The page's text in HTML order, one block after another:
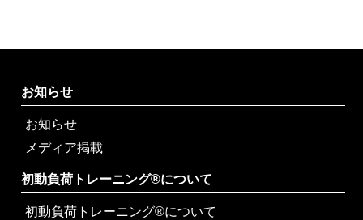
お知らせ
お知らせ
メディア掲載
初動負荷トレーニング®について
初動負荷トレーニング®について